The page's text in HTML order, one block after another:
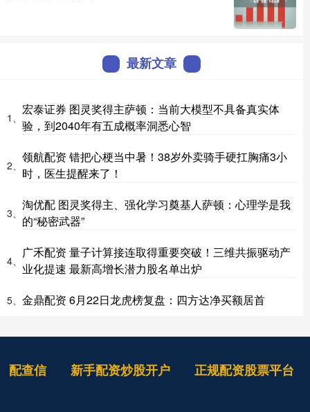
最新文章
1、
宏泰证券 图灵奖得主萨顿：当前大模型不具备真实体
验，到2040年有五成概率洞悉心智
2、
领航配资 错把心梗当中暑！38岁外卖骑手硬扛胸痛3小
时，医生提醒来了！
3、
淘优配 图灵奖得主、强化学习奠基人萨顿：心理学是我
的“秘密武器”
4、
广禾配资 量子计算接连取得重要突破！三维共振驱动产
业化提速 最新高增长潜力股名单出炉
5、 金鼎配资 6月22日龙虎榜复盘：四方达净买额居首
配查信 新手配资炒股开户 正规配资股票平台